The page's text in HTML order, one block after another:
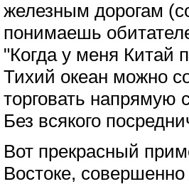
железным дорогам
понимаешь
"Когда у меня Китай
Тихий океан можно
торговать
Без всякого
Вот прекрасный
Востоке, совершенно